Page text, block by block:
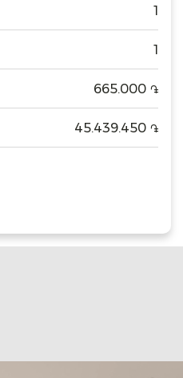
1
1
665.000 ֏
45.439.450 ֏